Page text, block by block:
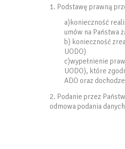
1. Podstawę prawną
a)konieczność
umów na Państwa
b) konieczność
UODO)
c)wypełnienie
UODO), które
ADO oraz
2. Podanie przez
odmowa podania